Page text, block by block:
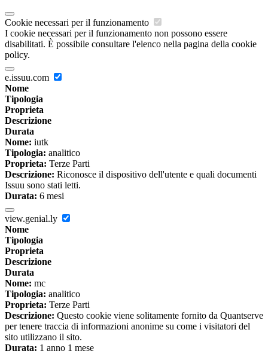
Cookie necessari per il funzionamento
I cookie necessari per il funzionamento non possono essere
disabilitati. È possibile consultare l'elenco nella pagina della cookie
policy.
e.issuu.com
Nome
Tipologia
Proprieta
Descrizione
Durata
Nome: iutk
Tipologia: analitico
Proprieta: Terze Parti
Descrizione: Riconosce il dispositivo dell'utente e quali documenti
Issuu sono stati letti.
Durata: 6 mesi
view.genial.ly
Nome
Tipologia
Proprieta
Descrizione
Durata
Nome: mc
Tipologia: analitico
Proprieta: Terze Parti
Descrizione: Questo cookie viene solitamente fornito da Quantserve
per tenere traccia di informazioni anonime su come i visitatori del
sito utilizzano il sito.
Durata: 1 anno 1 mese